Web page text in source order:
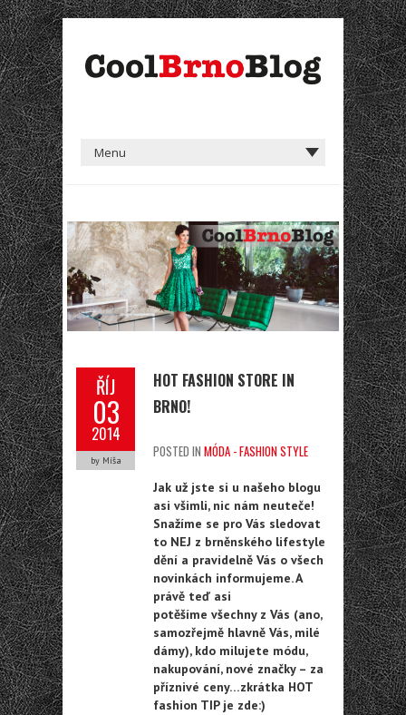
ŘÍJ
03
2014
by Míša
HOT FASHION STORE IN
BRNO!
POSTED IN MÓDA - FASHION STYLE
Jak už jste si u našeho blogu
asi všimli, nic nám neuteče!
Snažíme se pro Vás sledovat
to NEJ z brněnského lifestyle
dění a pravidelně Vás o všech
novinkách informujeme. A
právě teď asi
potěšíme všechny z Vás (ano,
samozřejmě hlavně Vás, milé
dámy), kdo milujete módu,
nakupování, nové značky – za
příznivé ceny…zkrátka HOT
fashion TIP je zde:)